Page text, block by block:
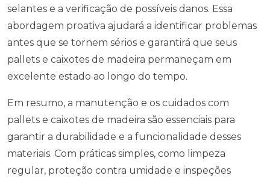
selantes e a verificação de possíveis danos. Essa
abordagem proativa ajudará a identificar problemas
antes que se tornem sérios e garantirá que seus
pallets e caixotes de madeira permaneçam em
excelente estado ao longo do tempo.
Em resumo, a manutenção e os cuidados com
pallets e caixotes de madeira são essenciais para
garantir a durabilidade e a funcionalidade desses
materiais. Com práticas simples, como limpeza
regular, proteção contra umidade e inspeções